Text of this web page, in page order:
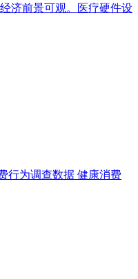
济前景可观。医疗硬件设
行为调查数据 健康消费